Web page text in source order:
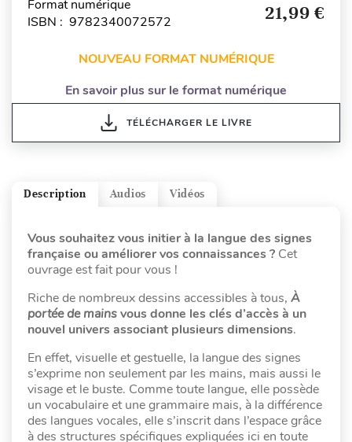
Format numérique
ISBN : 9782340072572
21,99 €
NOUVEAU FORMAT NUMÉRIQUE
En savoir plus sur le format numérique
TÉLÉCHARGER LE LIVRE
Vidéos
Audios
Description
Vous souhaitez vous initier à la langue des signes
française ou améliorer vos connaissances ? Cet
ouvrage est fait pour vous !
Riche de nombreux dessins accessibles à tous, À
portée de mainsvous donne les clés d’accès à un
nouvel univers associant plusieurs dimensions.
En effet, visuelle et gestuelle, la langue des signes
s’exprime non seulement par les mains, mais aussi le
visage et le buste. Comme toute langue, elle possède
un vocabulaire et une grammaire mais, à la différence
des langues vocales, elle s’inscrit dans l’espace grâce
à des structures spécifiques expliquées ici en toute